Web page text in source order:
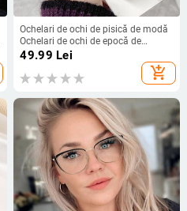
Ochelari de ochi de pisică de modă
Ochelari de ochi de epocă de
designer de marcă pentru femeie,
blocare a luminii albastre, lentile
transparente, picioare de metal,
49.99 Lei
add_shopping_cart